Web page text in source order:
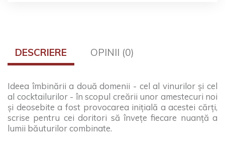
DESCRIERE OPINII (0)
Ideea îmbinării a două domenii - cel al vinurilor și cel
al cocktailurilor - în scopul creării unor amestecuri noi
și deosebite a fost provocarea inițială a acestei cărți,
scrise pentru cei doritori să învețe fiecare nuanță a
lumii băuturilor combinate.